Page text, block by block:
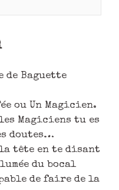
de Baguette
ou Un Magicien.
les Magiciens tu es
doutes…
la tête en te disant
du bocal
de faire de la